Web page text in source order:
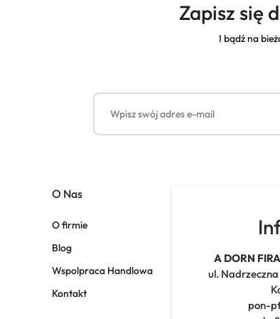
Zapisz się
I bądź na
O Nas
O firmie
Blog
Wspolpraca Handlowa
Kontakt
A DORN
ul.
pon-